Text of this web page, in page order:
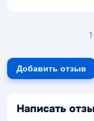
Добавить отзыв
Написать